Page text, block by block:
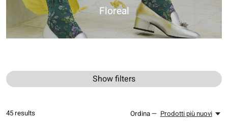
Floreal
Show filters
45 results Ordina — Prodotti più nuovi